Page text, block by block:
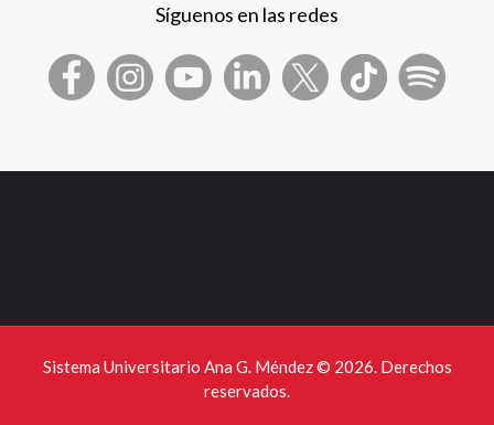
Síguenos en las redes
Sistema Universitario Ana G. Méndez © 2026. Derechos
reservados.